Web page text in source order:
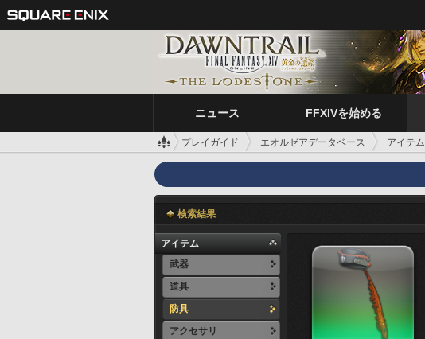
ニュース FFXIVを始める
プレイガイド エオルゼアデータベース アイテム
検索結果
アイテム
武器
道具
防具
アクセサリ